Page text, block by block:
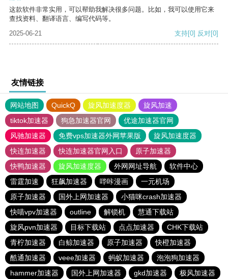
这款软件非常实用，可以帮助我解决很多问题。比如，我可以使用它来
查找资料、翻译语言、编写代码等。
2025-06-21
支持[0] 反对[0]
友情链接
网站地图 QuickQ 旋风加速度器
旋风加速
tiktok加速器
狗急加速器官网
优途加速器官网
风驰加速器
免费vps加速器外网苹果版
旋风加速度器
快连加速器
快连加速器官网入口
原子加速器
快鸭加速器
旋风加速度器 外网网址导航
软件中心
雷霆加速
狂飙加速器 哔咔漫画
一元机场
原子加速器
国外上网加速器
小猫咪crash加速器
快喵vpv加速器
outline 解锁机
慧通下载站
旋风pvn加速器
目标下载站 点点加速器
CHK下载站
青柠加速器
白鲸加速器 原子加速器
快橙加速器
酷通加速器
veee加速器 蚂蚁加速器
泡泡狗加速器
hammer加速器
国外上网加速器 gkd加速器 极风加速器